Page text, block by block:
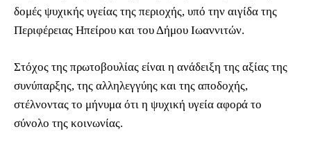
δομές ψυχικής υγείας της περιοχής, υπό την αιγίδα της
Περιφέρειας Ηπείρου και του Δήμου Ιωαννιτών.
Στόχος της πρωτοβουλίας είναι η ανάδειξη της αξίας της
συνύπαρξης, της αλληλεγγύης και της αποδοχής,
στέλνοντας το μήνυμα ότι η ψυχική υγεία αφορά το
σύνολο της κοινωνίας.